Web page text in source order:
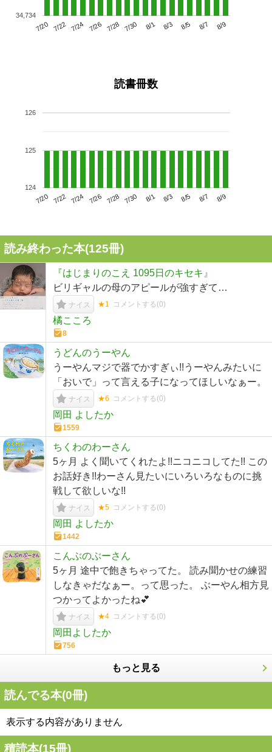
7/20 7/22 7/24 7/26 7/28 7/30 8/1 8/3 8/5 8/7 8/9
34,734
読書冊数
7/20 7/22 7/24 7/26 7/28 7/30 8/1 8/3 8/5 8/7 8/9
124
125
126
読み終わった本(125冊)
『はじまりのこえ 1095日のキセキ』
ビリギャルの母のアピールが強すぎて…
ナイス ★1 コメントする(0)
橘こころ
8
うどんのうーやん
うーやんマジで器でかすぎぃ!!うーやんみたいに
「おいで」って言える子になってほしいなぁー。
ナイス ★6 コメントする(0)
岡田 よしたか
1559
ちくわのわーさん
5ヶ月 よく聞いてくれたよ!!ニコニコしてた!! この
お話好き!!わーさん見たいにいろいろなものに挑
戦して欲しいな!!
ナイス ★5 コメントする(0)
岡田 よしたか
1442
こんぶのぶーさん
5ヶ月 途中で飽きちゃってた。 読み聞かせの練習
しなきゃだなぁー。って思った。 ぶーやん相方見
つかってよかったね💕︎
ナイス ★4 コメントする(0)
岡田よしたか
756
もっと見る
読んでる本(0冊)
表示する内容がありません
積読本(15冊)